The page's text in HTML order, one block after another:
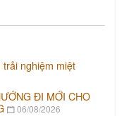
nghiệm miệt
ĐI MỚI CHO
06/08/2026